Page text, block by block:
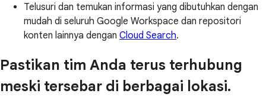
Telusuri dan temukan informasi yang dibutuhkan dengan
mudah di seluruh Google Workspace dan repositori
konten lainnya dengan Cloud Search.
Pastikan tim Anda terus terhubung
meski tersebar di berbagai lokasi.